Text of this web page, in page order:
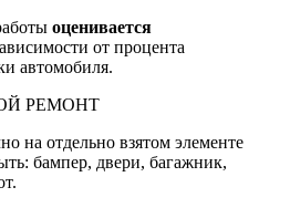
оценивается
от процента
автомобиля.
РЕМОНТ
на отдельно взятом элементе
бампер, двери, багажник,